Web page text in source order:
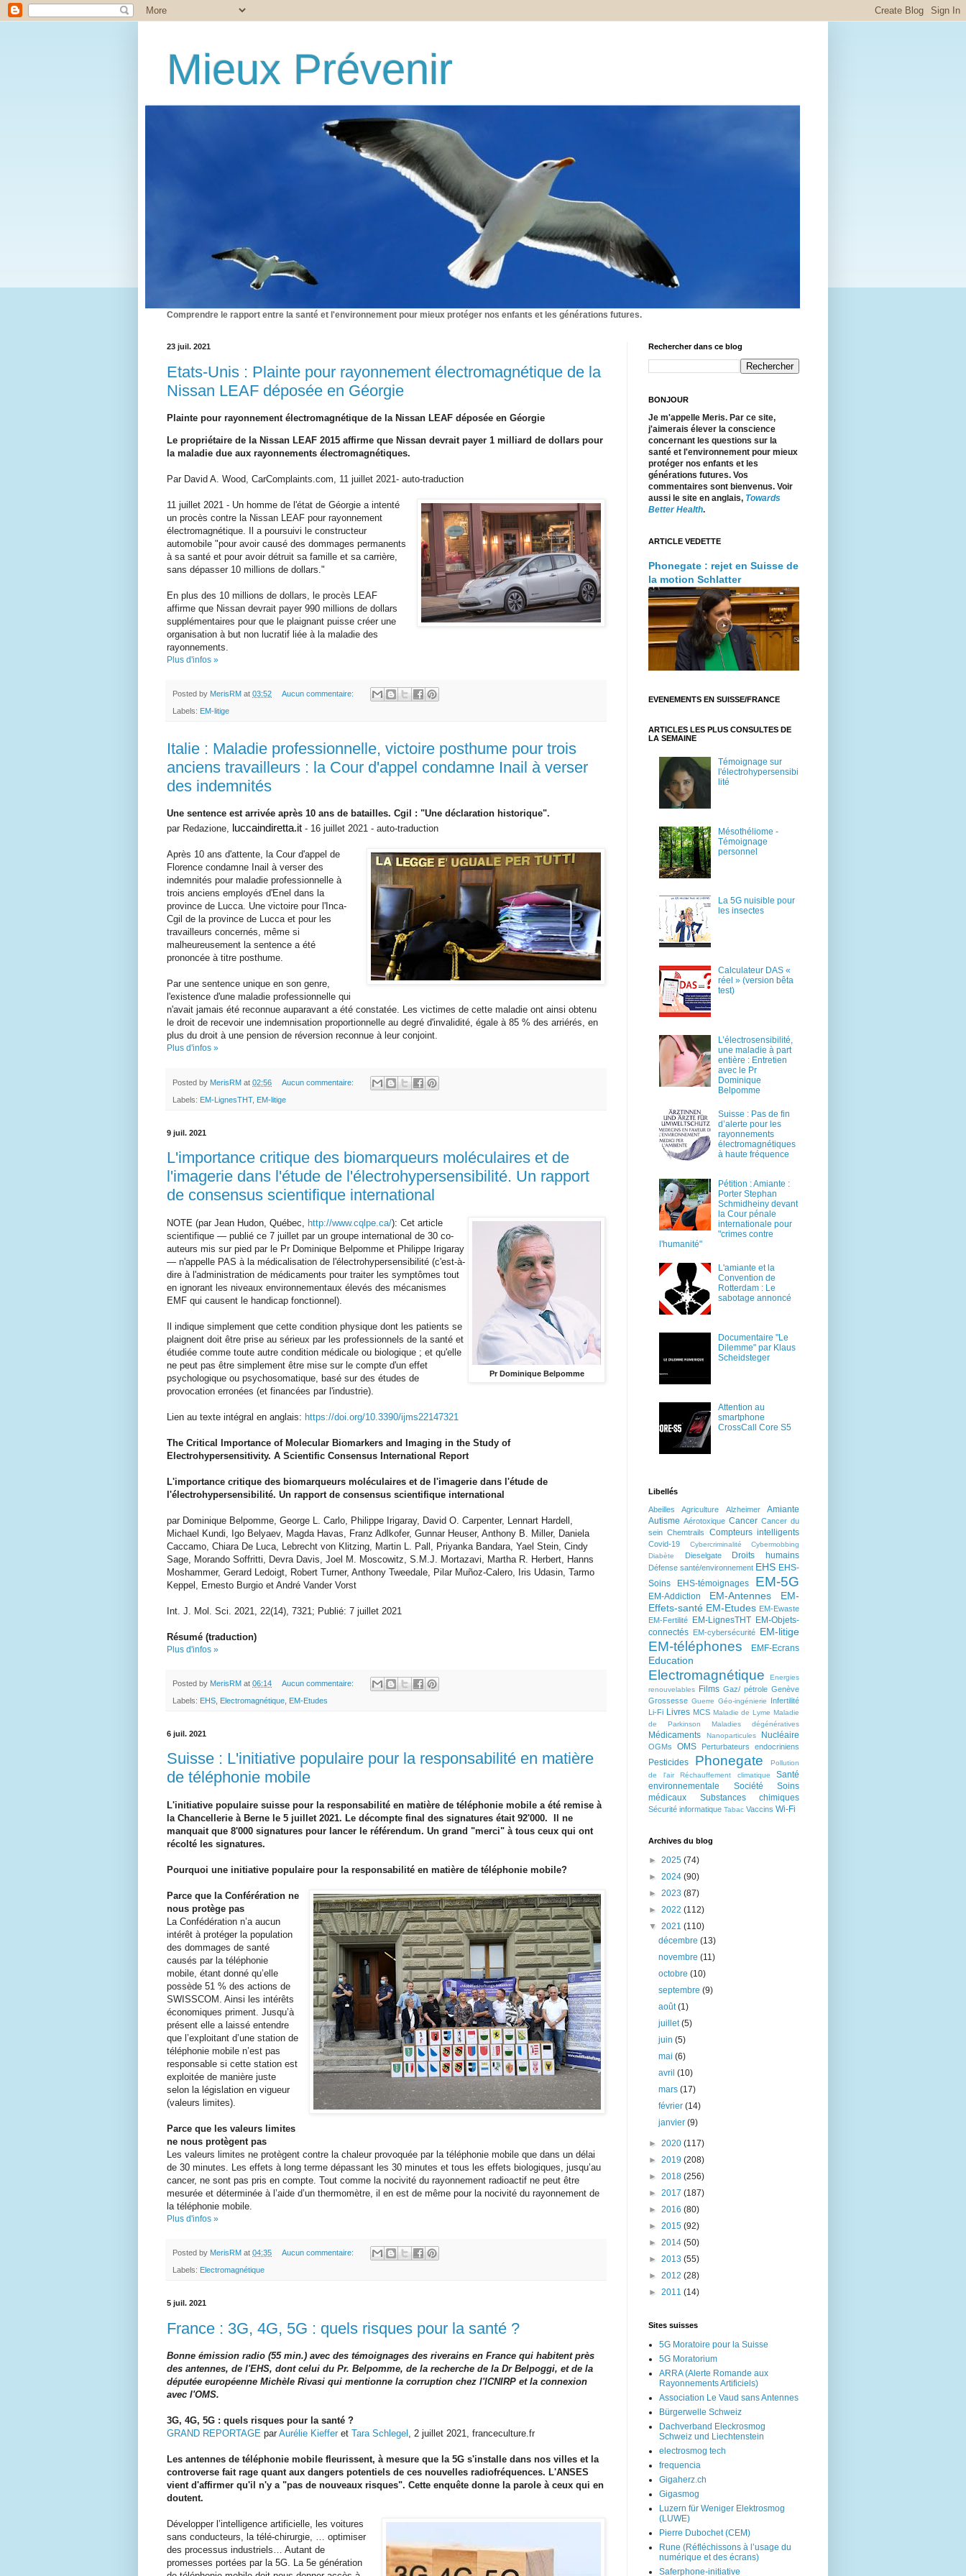
Mieux Prévenir
Comprendre le rapport entre la santé et l'environnement pour mieux protéger nos enfants et les générations futures.
23 juil. 2021
Etats-Unis : Plainte pour rayonnement électromagnétique de la
Nissan LEAF déposée en Géorgie
Plainte pour rayonnement électromagnétique de la Nissan LEAF déposée en Géorgie
Le propriétaire de la Nissan LEAF 2015 affirme que Nissan devrait payer 1 milliard de dollars pour
la maladie due aux rayonnements électromagnétiques.
Par David A. Wood, CarComplaints.com, 11 juillet 2021- auto-traduction
11 juillet 2021 - Un homme de l'état de Géorgie a intenté
un procès contre la Nissan LEAF pour rayonnement
électromagnétique. Il a poursuivi le constructeur
automobile "pour avoir causé des dommages permanents
à sa santé et pour avoir détruit sa famille et sa carrière,
sans dépasser 10 millions de dollars."
En plus des 10 millions de dollars, le procès LEAF
affirme que Nissan devrait payer 990 millions de dollars
supplémentaires pour que le plaignant puisse créer une
organisation à but non lucratif liée à la maladie des
rayonnements.
Plus d'infos »
Posted by MerisRM at 03:52 Aucun commentaire:
Labels: EM-litige
Italie : Maladie professionnelle, victoire posthume pour trois
anciens travailleurs : la Cour d'appel condamne Inail à verser
des indemnités
Une sentence est arrivée après 10 ans de batailles. Cgil : "Une déclaration historique".
par Redazione, luccaindiretta.it - 16 juillet 2021 - auto-traduction
Après 10 ans d'attente, la Cour d'appel de
Florence condamne Inail à verser des
indemnités pour maladie professionnelle à
trois anciens employés d'Enel dans la
province de Lucca. Une victoire pour l'Inca-
Cgil de la province de Lucca et pour les
travailleurs concernés, même si
malheureusement la sentence a été
prononcée à titre posthume.
Par une sentence unique en son genre,
l'existence d'une maladie professionnelle qui
n'avait jamais été reconnue auparavant a été constatée. Les victimes de cette maladie ont ainsi obtenu
le droit de recevoir une indemnisation proportionnelle au degré d'invalidité, égale à 85 % des arriérés, en
plus du droit à une pension de réversion reconnue à leur conjoint.
Plus d'infos »
Posted by MerisRM at 02:56 Aucun commentaire:
Labels: EM-LignesTHT, EM-litige
9 juil. 2021
L'importance critique des biomarqueurs moléculaires et de
l'imagerie dans l'étude de l'électrohypersensibilité. Un rapport
de consensus scientifique international
Pr Dominique Belpomme
NOTE (par Jean Hudon, Québec, http://www.cqlpe.ca/): Cet article
scientifique — publié ce 7 juillet par un groupe international de 30 co-
auteurs mis sur pied par le Pr Dominique Belpomme et Philippe Irigaray
— n'appelle PAS à la médicalisation de l'électrohypersensibilité (c'est-à-
dire à l'administration de médicaments pour traiter les symptômes tout
en ignorant les niveaux environnementaux élevés des mécanismes
EMF qui causent le handicap fonctionnel).
Il indique simplement que cette condition physique dont les patients se
plaignent doit être prise au sérieux par les professionnels de la santé et
étudiée comme toute autre condition médicale ou biologique ; et qu'elle
ne peut pas être simplement être mise sur le compte d'un effet
psychologique ou psychosomatique, basé sur des études de
provocation erronées (et financées par l'industrie).
Lien au texte intégral en anglais: https://doi.org/10.3390/ijms22147321
The Critical Importance of Molecular Biomarkers and Imaging in the Study of
Electrohypersensitivity. A Scientific Consensus International Report
L'importance critique des biomarqueurs moléculaires et de l'imagerie dans l'étude de
l'électrohypersensibilité. Un rapport de consensus scientifique international
par Dominique Belpomme, George L. Carlo, Philippe Irigaray, David O. Carpenter, Lennart Hardell,
Michael Kundi, Igo Belyaev, Magda Havas, Franz Adlkofer, Gunnar Heuser, Anthony B. Miller, Daniela
Caccamo, Chiara De Luca, Lebrecht von Klitzing, Martin L. Pall, Priyanka Bandara, Yael Stein, Cindy
Sage, Morando Soffritti, Devra Davis, Joel M. Moscowitz, S.M.J. Mortazavi, Martha R. Herbert, Hanns
Moshammer, Gerard Ledoigt, Robert Turner, Anthony Tweedale, Pilar Muñoz-Calero, Iris Udasin, Tarmo
Keppel, Ernesto Burgio et André Vander Vorst
Int. J. Mol. Sci. 2021, 22(14), 7321; Publié: 7 juillet 2021
Résumé (traduction)
Plus d'infos »
Posted by MerisRM at 06:14 Aucun commentaire:
Labels: EHS Electromagnétique EM-Etudes
6 juil. 2021
Suisse : L'initiative populaire pour la responsabilité en matière
de téléphonie mobile
L'initiative populaire suisse pour la responsabilité en matière de téléphonie mobile a été remise à
la Chancellerie à Berne le 5 juillet 2021. Le décompte final des signatures était 92'000. Il ne
manquait que 8'000 signatures pour lancer le référendum. Un grand "merci" à tous ceux qui ont
récolté les signatures.
Pourquoi une initiative populaire pour la responsabilité en matière de téléphonie mobile?
Parce que la Conférération ne
nous protège pas
La Confédération n’a aucun
intérêt à protéger la population
des dommages de santé
causés par la téléphonie
mobile, étant donné qu’elle
possède 51 % des actions de
SWISSCOM. Ainsi les intérêts
économiques priment. Jusqu’à
présent elle a laissé entendre
que l’exploitant d’une station de
téléphonie mobile n’est pas
responsable si cette station est
exploitée de manière juste
selon la législation en vigueur
(valeurs limites).
Parce que les valeurs limites
ne nous protègent pas
Les valeurs limites ne protègent contre la chaleur provoquée par la téléphonie mobile que dans un délai
de 30 minutes. Les effets à long terme dépassant les 30 minutes et tous les effets biologiques, jusqu’au
cancer, ne sont pas pris en compte. Tout comme la nocivité du rayonnement radioactif ne peut être
mesurée et déterminée à l’aide d’un thermomètre, il en est de même pour la nocivité du rayonnement de
la téléphonie mobile.
Plus d'infos »
Posted by MerisRM at 04:35 Aucun commentaire:
Labels: Electromagnétique
5 juil. 2021
France : 3G, 4G, 5G : quels risques pour la santé ?
Bonne émission radio (55 min.) avec des témoignages des riverains en France qui habitent près
des antennes, de l'EHS, dont celui du Pr. Belpomme, de la recherche de la Dr Belpoggi, et de la
députée européenne Michèle Rivasi qui mentionne la corruption chez l'ICNIRP et la connexion
avec l'OMS.
3G, 4G, 5G : quels risques pour la santé ?
GRAND REPORTAGE par Aurélie Kieffer et Tara Schlegel , 2 juillet 2021, franceculture.fr
Les antennes de téléphonie mobile fleurissent, à mesure que la 5G s'installe dans nos villes et la
controverse fait rage quant aux dangers potentiels de ces nouvelles radiofréquences. L'ANSES
vient d'affirmer qu'il n'y a "pas de nouveaux risques". Cette enquête donne la parole à ceux qui en
doutent.
Développer l’intelligence artificielle, les voitures
sans conducteurs, la télé-chirurgie, … optimiser
des processus industriels… Autant de
promesses portées par la 5G. La 5e génération
Rechercher dans ce blog
BONJOUR
Je m'appelle Meris. Par ce site,
j'aimerais élever la conscience
concernant les questions sur la
santé et l'environnement pour mieux
protéger nos enfants et les
générations futures. Vos
commentaires sont bienvenus. Voir
aussi le site en anglais, Towards
Better Health.
ARTICLE VEDETTE
Phonegate : rejet en Suisse de
la motion Schlatter
EVENEMENTS EN SUISSE/FRANCE
ARTICLES LES PLUS CONSULTES DE
LA SEMAINE
Témoignage sur
l'électrohypersensibi
lité
Mésothéliome -
Témoignage
personnel
La 5G nuisible pour
les insectes
Calculateur DAS «
réel » (version bêta
test)
L’électrosensibilité,
une maladie à part
entière : Entretien
avec le Pr
Dominique
Belpomme
Suisse : Pas de fin
d’alerte pour les
rayonnements
électromagnétiques
à haute fréquence
Pétition : Amiante :
Porter Stephan
Schmidheiny devant
la Cour pénale
internationale pour
"crimes contre
l'humanité"
L'amiante et la
Convention de
Rotterdam : Le
sabotage annoncé
Documentaire "Le
Dilemme" par Klaus
Scheidsteger
Attention au
smartphone
CrossCall Core S5
Libellés
Abeilles Agriculture Alzheimer
Amiante
Autisme Aérotoxique Cancer Cancer du
sein Chemtrails Compteurs intelligents
Covid-19 Cybercriminalité
Cybermobbing
Diabète
Dieselgate Droits humains
Défense santé/environnement EHS EHS-
Soins
EHS-témoignages EM-5G
EM-Addiction EM-Antennes
EM-
Effets-santé EM-Etudes EM-Ewaste
EM-Fertilité
EM-LignesTHT EM-Objets-
connectés EM-cybersécurité EM-litige
EM-téléphones EMF-Ecrans
Education
Electromagnétique
Energies
renouvelables
Films Gaz/ pétrole Genève
Grossesse Guerre Géo-ingénierie
Infertilité
Li-Fi Livres MCS Maladie de Lyme Maladie
de Parkinson
Maladies dégénératives
Médicaments Nanoparticules Nucléaire
OGMs OMS Perturbateurs endocriniens
Pesticides Phonegate
Pollution
de l'air
Réchauffement climatique
Santé
environnementale
Société
Soins
médicaux
Substances chimiques
Sécurité informatique Tabac Vaccins Wi-Fi
Archives du blog
► 2025 (74)
► 2024 (90)
► 2023 (87)
► 2022 (112)
▼ 2021 (110)
décembre(13)
novembre(11)
octobre(10)
septembre(9)
août(1)
juillet(5)
juin(5)
mai(6)
avril(10)
mars(17)
février(14)
janvier(9)
► 2020 (117)
► 2019 (208)
► 2018 (256)
► 2017 (187)
► 2016 (80)
► 2015 (92)
► 2014 (50)
► 2013 (55)
► 2012 (28)
► 2011 (14)
Sites suisses
5G Moratoire pour la Suisse
5G Moratorium
ARRA (Alerte Romande aux
Rayonnements Artificiels)
Association Le Vaud sans Antennes
Bürgerwelle Schweiz
Dachverband Eleckrosmog
Schweiz und Liechtenstein
electrosmog tech
frequencia
Gigaherz.ch
Gigasmog
Luzern für Weniger Elektrosmog
(LUWE)
Pierre Dubochet (CEM)
Rune (Réfléchissons à l’usage du
numérique et des écrans)
Saferphone-initiative